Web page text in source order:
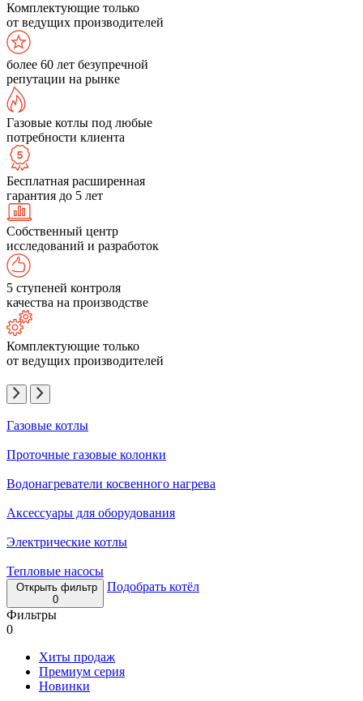
Комплектующие только
от ведущих производителей
более 60 лет безупречной
репутации на рынке
Газовые котлы под любые
потребности клиента
Бесплатная расширенная
гарантия до 5 лет
Собственный центр
исследований и разработок
5 ступеней контроля
качества на производстве
Комплектующие только
от ведущих производителей
Газовые котлы
Проточные газовые колонки
Водонагреватели косвенного нагрева
Аксессуары для оборудования
Электрические котлы
Тепловые насосы
Открыть фильтр
0
Подобрать котёл
Фильтры
0
Хиты продаж
Премиум серия
Новинки